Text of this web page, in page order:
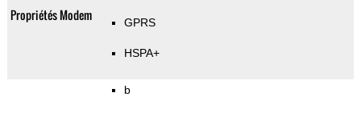
Propriétés Modem GPRS
HSPA+
b